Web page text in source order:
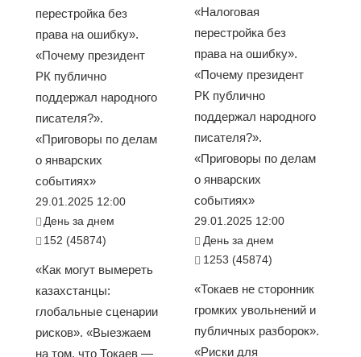
перестройка без
права на ошибку».
«Почему президент
РК публично
поддержал народного
писателя?».
«Приговоры по делам
о январских
событиях»
29.01.2025 12:00
День за днем
152 (45874)
«Как могут вымереть
казахстанцы:
глобальные сценарии
рисков». «Выезжаем
на том, что Токаев —
«Налоговая
перестройка без
права на ошибку».
«Почему президент
РК публично
поддержал народного
писателя?».
«Приговоры по делам
о январских
событиях»
29.01.2025 12:00
День за днем
1253 (45874)
«Токаев не сторонник
громких увольнений и
публичных разборок».
«Риски для